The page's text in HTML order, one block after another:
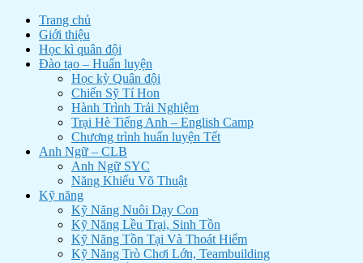
Trang chủ
Giới thiệu
Học kì quân đội
Đào tạo – Huấn luyện
Học kỳ Quân đội
Chiến Sỹ Tí Hon
Hành Trình Trải Nghiệm
Trại Hè Tiếng Anh – English Camp
Chương trình huấn luyện Tết
Anh Ngữ – CLB
Anh Ngữ SYC
Năng Khiếu Võ Thuật
Kỹ năng
Kỹ Năng Nuôi Dạy Con
Kỹ Năng Lều Trại, Sinh Tồn
Kỹ Năng Tồn Tại Và Thoát Hiểm
Kỹ Năng Trò Chơi Lớn, Teambuilding